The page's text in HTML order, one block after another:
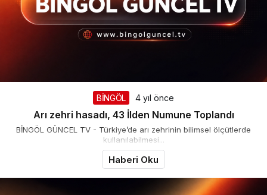
BİNGÖL 4 yıl önce
Arı zehri hasadı, 43 İlden Numune Toplandı
BİNGÖL GÜNCEL TV - Türkiye’de arı zehrinin bilimsel ölçütlerde
kullanılabilmesi...
Haberi Oku